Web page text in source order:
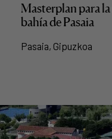
Masterplan para
bahía de Pasaia
Pasaia, Gipuzkoa